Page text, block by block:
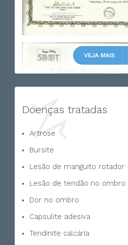
VEJA MAIS
Doenças tratadas
Artrose
Bursite
Lesão de manguito rotador
Lesão de tendão no ombro
Dor no ombro
Capsulite adesiva
Tendinite calcária